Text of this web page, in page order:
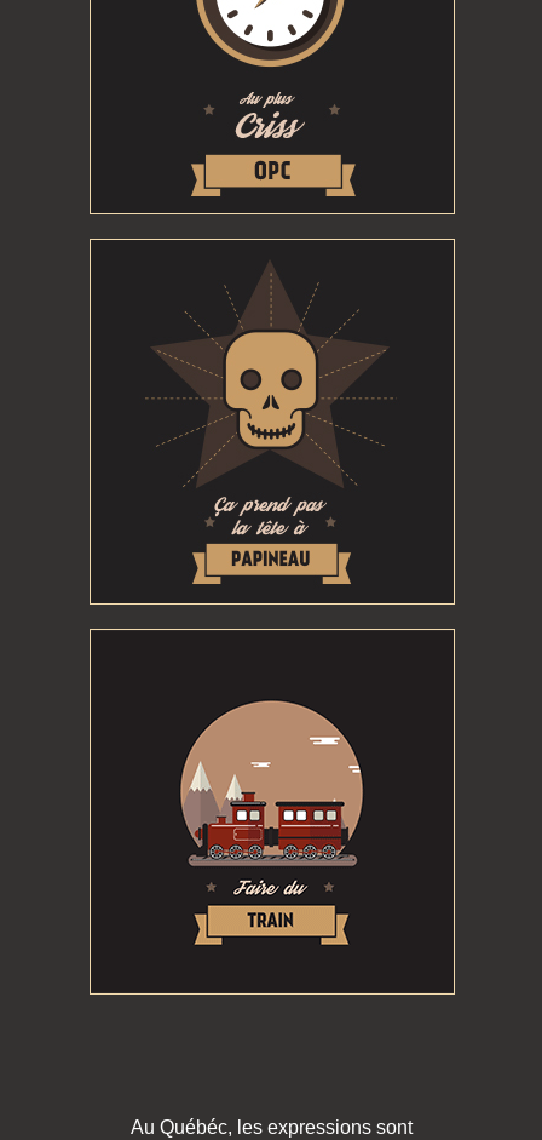
Au Québéc, les expressions sont